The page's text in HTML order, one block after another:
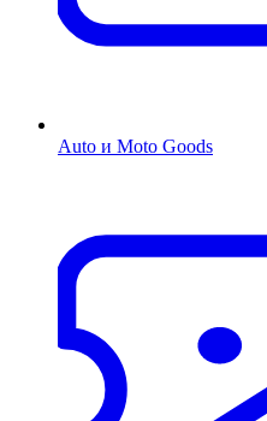
Auto и Moto Goods